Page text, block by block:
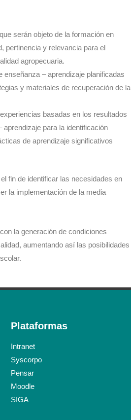
serán objeto de la formación en
pertinencia y relevancia para el
agropecuaria.
– aprendizaje planificadas
y materiales de recuperación de la
basadas en los resultados
para la identificación
de aprendizaje significativos
fin de identificar las necesidades en
la implementación de la media
la generación de condiciones
aumentando así las posibilidades
Plataformas
Intranet
Syscorpo
Pensar
Moodle
SIGA